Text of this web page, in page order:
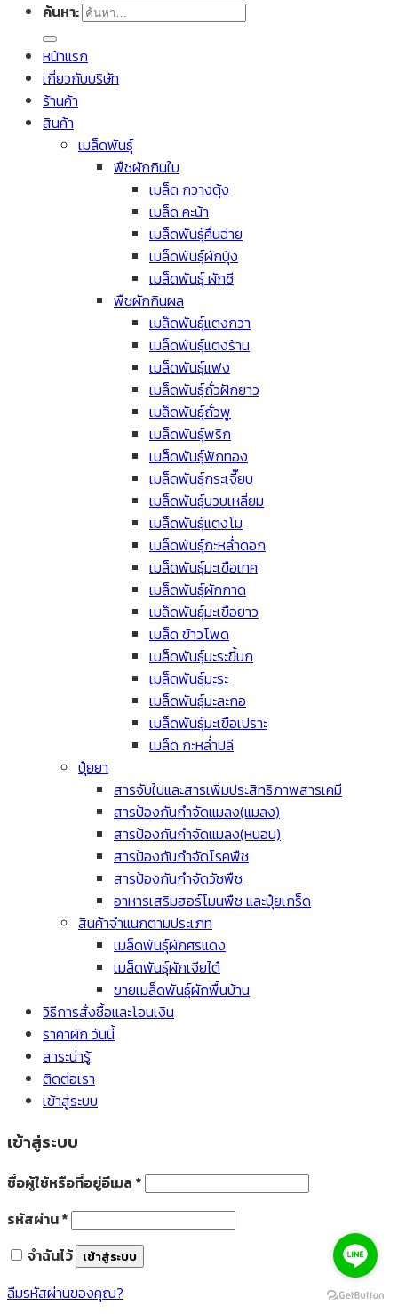
ค้นหา:
หน้าแรก
เกี่ยวกับบริษัท
ร้านค้า
สินค้า
เมล็ดพันธุ์
พืชผักกินใบ
เมล็ด กวางตุ้ง
เมล็ด คะน้า
เมล็ดพันธุ์คื่นฉ่าย
เมล็ดพันธุ์ผักบุ้ง
เมล็ดพันธุ์ ผักชี
พืชผักกินผล
เมล็ดพันธุ์แตงกวา
เมล็ดพันธุ์แตงร้าน
เมล็ดพันธุ์แฟง
เมล็ดพันธุ์ถั่วฝักยาว
เมล็ดพันธุ์ถั่วพู
เมล็ดพันธุ์พริก
เมล็ดพันธุ์ฟักทอง
เมล็ดพันธุ์กระเจี๊ยบ
เมล็ดพันธุ์บวบเหลี่ยม
เมล็ดพันธุ์แตงโม
เมล็ดพันธุ์กะหล่ำดอก
เมล็ดพันธุ์มะเขือเทศ
เมล็ดพันธุ์ผักกาด
เมล็ดพันธุ์มะเขือยาว
เมล็ด ข้าวโพด
เมล็ดพันธุ์มะระขี้นก
เมล็ดพันธุ์มะระ
เมล็ดพันธุ์มะละกอ
เมล็ดพันธุ์มะเขือเปราะ
เมล็ด กะหล่ำปลี
ปุ๋ยยา
สารจับใบและสารเพิ่มประสิทธิภาพสารเคมี
สารป้องกันกำจัดแมลง(แมลง)
สารป้องกันกำจัดแมลง(หนอน)
สารป้องกันกำจัดโรคพืช
สารป้องกันกำจัดวัชพืช
อาหารเสริมฮอร์โมนพืช และปุ๋ยเกร็ด
สินค้าจำแนกตามประเภท
เมล็ดพันธุ์ผักศรแดง
เมล็ดพันธุ์ผักเจียไต๋
ขายเมล็ดพันธุ์ผักพื้นบ้าน
วิธีการสั่งซื้อและโอนเงิน
ราคาผัก วันนี้
สาระน่ารู้
ติดต่อเรา
เข้าสู่ระบบ
เข้าสู่ระบบ
ชื่อผู้ใช้หรือที่อยู่อีเมล *
รหัสผ่าน*
จำฉันไว้ เข้าสู่ระบบ
ลืมรหัสผ่านของคุณ?